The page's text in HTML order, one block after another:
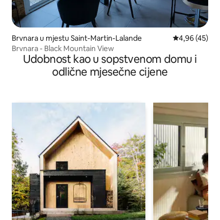
Brvnara u mjestu Saint-Martin-Lalande prosječna
4,96 (45)
Brvnara - Black Mountain View
Udobnost kao u sopstvenom domu i
odlične mjesečne cijene